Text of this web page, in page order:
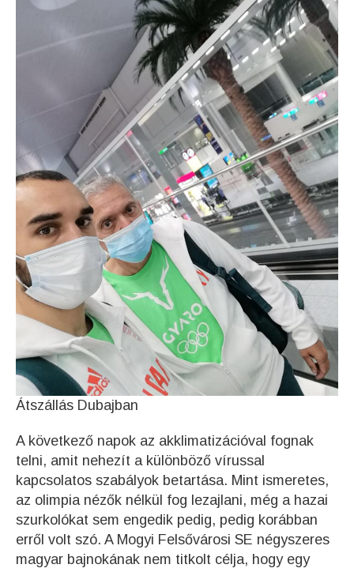
Átszállás Dubajban
A következő napok az akklimatizációval fognak
telni, amit nehezít a különböző vírussal
kapcsolatos szabályok betartása. Mint ismeretes,
az olimpia nézők nélkül fog lezajlani, még a hazai
szurkolókat sem engedik pedig, pedig korábban
erről volt szó. A Mogyi Felsővárosi SE négyszeres
magyar bajnokának nem titkolt célja, hogy egy